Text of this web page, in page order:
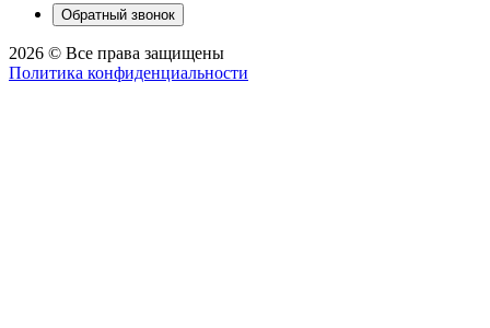
Обратный звонок
2026 © Все права защищены
Политика конфиденциальности